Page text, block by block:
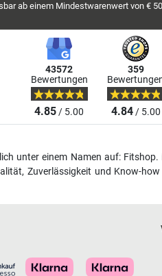
ab einem Mindestwarenwert von €
43572
Bewertungen
4.85/ 5.00
359
4.84/ 5.00
unter einem Namen auf:
Zuverlässigkeit und Know-